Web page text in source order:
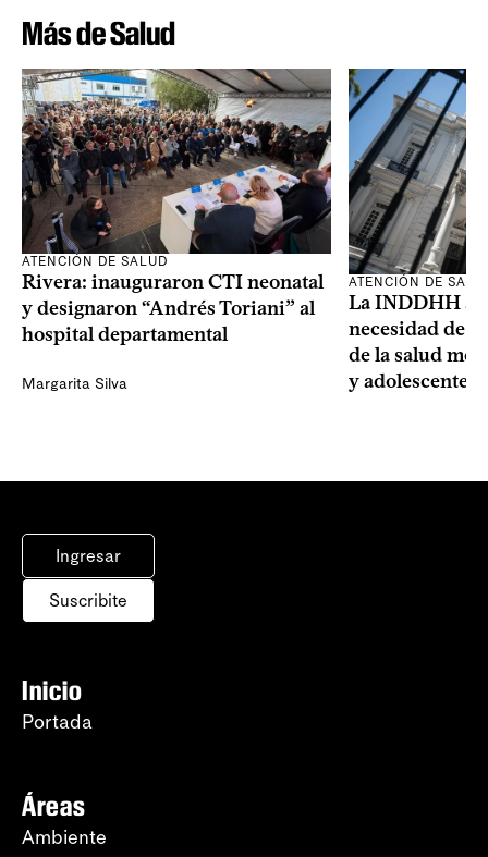
Más de Salud
ATENCIÓN DE SALUD
Rivera: inauguraron CTI neonatal
y designaron “Andrés Toriani” al
hospital departamental
Margarita Silva
ATENCIÓN DE
La INDDHH
necesidad de
de la salud
y adolescentes
Ingresar
Suscribite
Inicio
Portada
Áreas
Ambiente